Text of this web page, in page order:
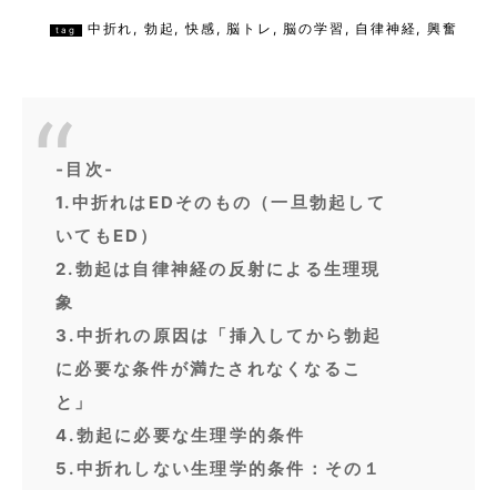
tag 中折れ , 勃起 ,快感 , 脳トレ , 脳の学習 , 自律神経, 興奮
‐目次‐
1.中折れはEDそのもの（一旦勃起して
いてもED）
2.勃起は自律神経の反射による生理現
象
3.中折れの原因は「挿入してから勃起
に必要な条件が満たされなくなるこ
と」
4.勃起に必要な生理学的条件
5.中折れしない生理学的条件：その１